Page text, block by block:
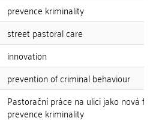
prevence kriminality
street pastoral care
innovation
prevention of criminal behaviour
Pastorační práce na ulici jako nová
prevence kriminality